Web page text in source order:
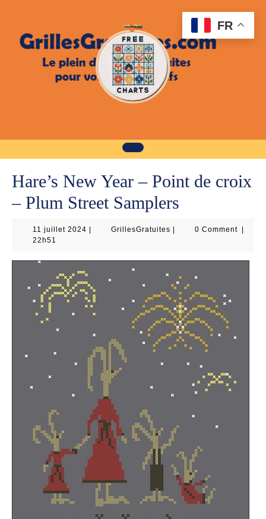
Hare’s New Year – Point de croix
– Plum Street Samplers
11 juillet 2024 11
GrillesGratuitesGrillesGratuites
0 Comment
22h51
FR